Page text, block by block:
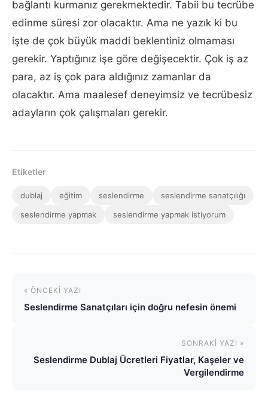
bağlantı kurmanız gerekmektedir. Tabii bu tecrübe
edinme süresi zor olacaktır. Ama ne yazık ki bu
işte de çok büyük maddi beklentiniz olmaması
gerekir. Yaptığınız işe göre değişecektir. Çok iş az
para, az iş çok para aldığınız zamanlar da
olacaktır. Ama maalesef deneyimsiz ve tecrübesiz
adayların çok çalışmaları gerekir.
Etiketler
dublaj eğitim seslendirme
seslendirme sanatçılığı
seslendirme yapmak
seslendirme yapmak istiyorum
« ÖNCEKI YAZI
Seslendirme Sanatçıları için doğru nefesin önemi
SONRAKI YAZI »
Seslendirme Dublaj Ücretleri Fiyatlar, Kaşeler ve
Vergilendirme